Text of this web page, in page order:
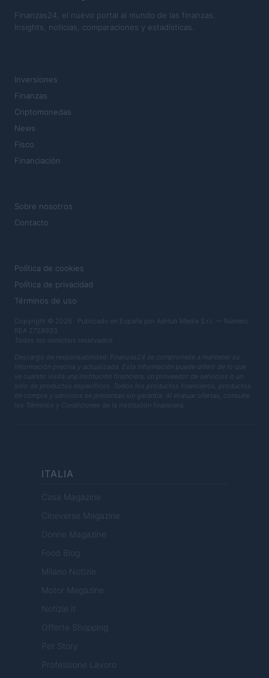
Finanzas24, el nuevo portal al mundo de las finanzas.
Insights, noticias, comparaciones y estadísticas.
Inversiones
Finanzas
Criptomonedas
News
Fisco
Financiación
Sobre nosotros
Contacto
Política de cookies
Política de privacidad
Términos de uso
Copyright © 2026 · Publicado en España por AdHub Media S.r.l. — Número
REA 2729933
Todos los derechos reservados
Descargo de responsabilidad: Finanzas24 se compromete a mantener su
información precisa y actualizada. Esta información puede diferir de lo que
ve cuando visita una institución financiera, un proveedor de servicios o un
sitio de productos específicos. Todos los productos financieros, productos
de compra y servicios se presentan sin garantía. Al evaluar ofertas, consulte
los Términos y Condiciones de la institución financiera.
ITALIA
Casa Magazine
Cineverse Magazine
Donne Magazine
Food Blog
Milano Notizie
Motor Magazine
Notizie.it
Offerte Shopping
Pet Story
Professione Lavoro